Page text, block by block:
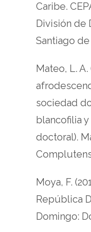
Caribe.
División de
Santiago
Mateo, L. A.
sociedad
blancofilia
doctoral).
Moya, F.
República
Domingo: